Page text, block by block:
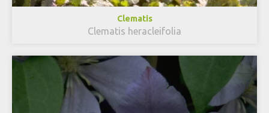
Clematis
Clematis heracleifolia